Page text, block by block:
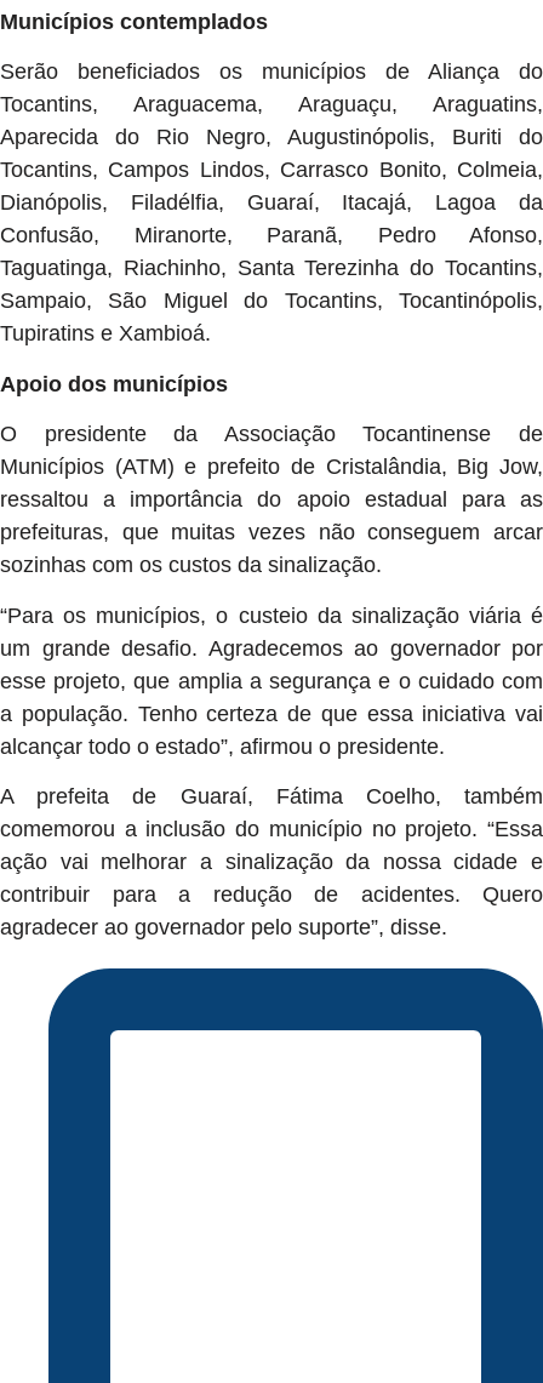
Municípios contemplados
Serão beneficiados os municípios de Aliança do
Tocantins, Araguacema, Araguaçu, Araguatins,
Aparecida do Rio Negro, Augustinópolis, Buriti do
Tocantins, Campos Lindos, Carrasco Bonito, Colmeia,
Dianópolis, Filadélfia, Guaraí, Itacajá, Lagoa da
Confusão, Miranorte, Paranã, Pedro Afonso,
Taguatinga, Riachinho, Santa Terezinha do Tocantins,
Sampaio, São Miguel do Tocantins, Tocantinópolis,
Tupiratins e Xambioá.
Apoio dos municípios
O presidente da Associação Tocantinense de
Municípios (ATM) e prefeito de Cristalândia, Big Jow,
ressaltou a importância do apoio estadual para as
prefeituras, que muitas vezes não conseguem arcar
sozinhas com os custos da sinalização.
“Para os municípios, o custeio da sinalização viária é
um grande desafio. Agradecemos ao governador por
esse projeto, que amplia a segurança e o cuidado com
a população. Tenho certeza de que essa iniciativa vai
alcançar todo o estado”, afirmou o presidente.
A prefeita de Guaraí, Fátima Coelho, também
comemorou a inclusão do município no projeto. “Essa
ação vai melhorar a sinalização da nossa cidade e
contribuir para a redução de acidentes. Quero
agradecer ao governador pelo suporte”, disse.